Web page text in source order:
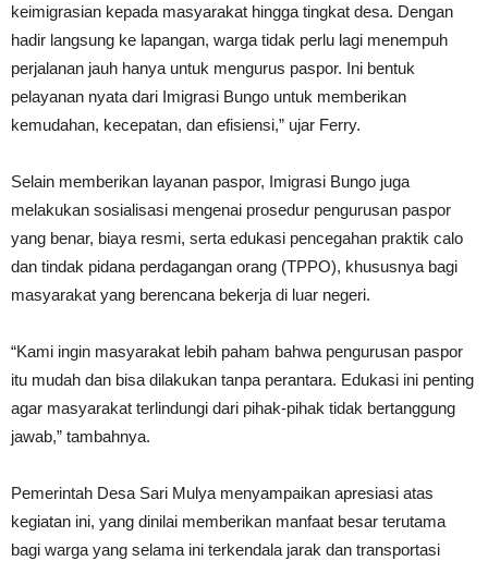
keimigrasian kepada masyarakat hingga tingkat desa. Dengan
hadir langsung ke lapangan, warga tidak perlu lagi menempuh
perjalanan jauh hanya untuk mengurus paspor. Ini bentuk
pelayanan nyata dari Imigrasi Bungo untuk memberikan
kemudahan, kecepatan, dan efisiensi,” ujar Ferry.
Selain memberikan layanan paspor, Imigrasi Bungo juga
melakukan sosialisasi mengenai prosedur pengurusan paspor
yang benar, biaya resmi, serta edukasi pencegahan praktik calo
dan tindak pidana perdagangan orang (TPPO), khususnya bagi
masyarakat yang berencana bekerja di luar negeri.
“Kami ingin masyarakat lebih paham bahwa pengurusan paspor
itu mudah dan bisa dilakukan tanpa perantara. Edukasi ini penting
agar masyarakat terlindungi dari pihak-pihak tidak bertanggung
jawab,” tambahnya.
Pemerintah Desa Sari Mulya menyampaikan apresiasi atas
kegiatan ini, yang dinilai memberikan manfaat besar terutama
bagi warga yang selama ini terkendala jarak dan transportasi